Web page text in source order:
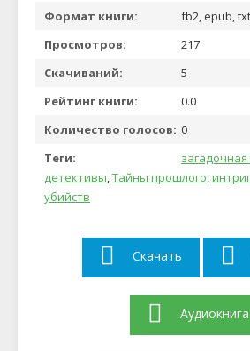
Формат книги:
fb2, epub, txt
Просмотров:
217
Скачиваний:
5
Рейтинг книги:
0.0
Количество голосов: 0
Теги:
загадочная
детективы,Тайны прошлого,
убийств
Скачать
Аудиокнига